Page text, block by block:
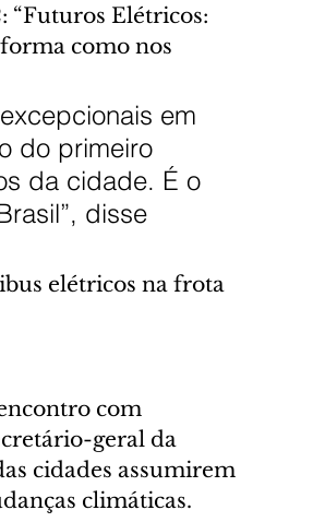
“Futuros Elétricos:
como nos
em
do primeiro
da cidade. É o
disse
elétricos na frota
com
geral da
cidades assumirem
climáticas.